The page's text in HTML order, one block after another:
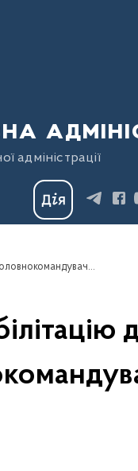
адміністрації
Прикарпатських медиків, які проводять реабілітацію для поранених військових, нагородили грамотами Головнокомандувача Збройних Сил України